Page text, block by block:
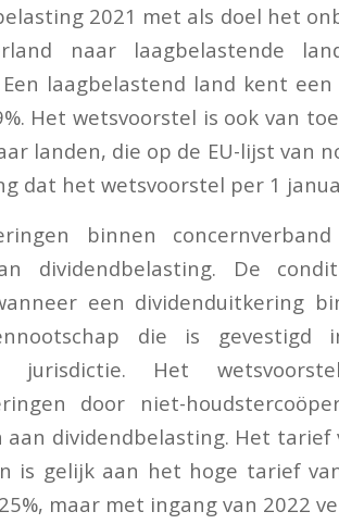
2021 met als doel het
naar laagbelastende
laagbelastend land kent
Het wetsvoorstel is ook van
landen, die op de EU-lijst van
dat het wetsvoorstel per 1
binnen
dividendbelasting. De
een dividenduitkering
die is gevestigd
jurisdictie. Het
door niet-
aan dividendbelasting. Het
is gelijk aan het hoge tarief
maar met ingang van 2022